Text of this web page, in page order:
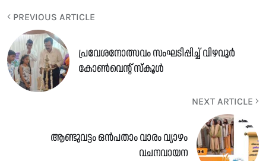
PREVIOUS ARTICLE
പ്രവേശനോത്സവം സംഘടിപ്പിച്ച് വിഴവൂർ
കോൺവെന്റ് സ്കൂൾ
NEXT ARTICLE
ആണ്ടുവട്ടം ഒൻപതാം വാരം വ്യാഴം
വചനവായന